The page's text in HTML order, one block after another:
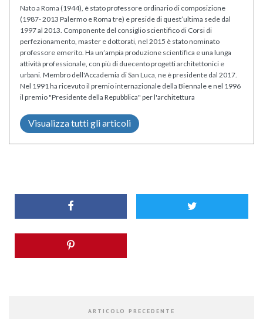
Nato a Roma (1944), è stato professore ordinario di composizione
(1987- 2013 Palermo e Roma tre) e preside di quest’ultima sede dal
1997 al 2013. Componente del consiglio scientifico di Corsi di
perfezionamento, master e dottorati, nel 2015 è stato nominato
professore emerito. Ha un’ampia produzione scientifica e una lunga
attività professionale, con più di duecento progetti architettonici e
urbani. Membro dell'Accademia di San Luca, ne è presidente dal 2017.
Nel 1991 ha ricevuto il premio internazionale della Biennale e nel 1996
il premio "Presidente della Repubblica" per l'architettura
Visualizza tutti gli articoli
ARTICOLO PRECEDENTE